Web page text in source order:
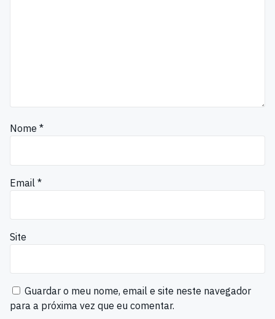
Nome *
Email *
Site
Guardar o meu nome, email e site neste navegador
para a próxima vez que eu comentar.